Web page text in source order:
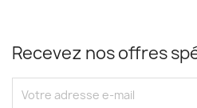
Recevez nos offres